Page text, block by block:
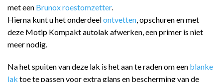
met een Brunox roestomzetter.
Hierna kunt u het onderdeelontvetten , opschuren en met
deze Motip Kompakt autolak afwerken, een primer is niet
meer nodig.
Na het spuiten van deze lak is het aan te raden om een blanke
lak toe te passen voor extra glans en bescherming van de